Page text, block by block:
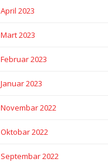
April 2023
Mart 2023
Februar 2023
Januar 2023
Novembar 2022
Oktobar 2022
Septembar 2022